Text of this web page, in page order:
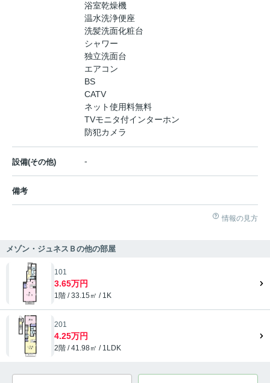
浴室乾燥機
温水洗浄便座
洗髪洗面化粧台
シャワー
独立洗面台
エアコン
BS
CATV
ネット使用料無料
TVモニタ付インターホン
防犯カメラ
設備(その他) -
備考
情報の見方
メゾン・ジュネスＢの他の部屋
101
3.65万円
1階 / 33.15㎡ / 1K
201
4.25万円
2階 / 41.98㎡ / 1LDK